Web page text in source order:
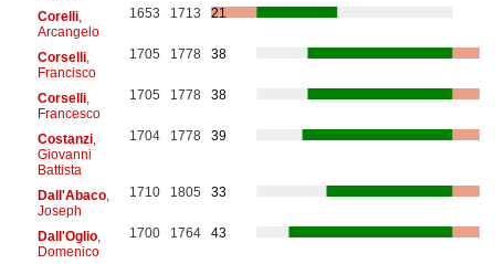
Corelli,
Arcangelo
1653 1713 21
Corselli,
Francisco
1705 1778 38
Corselli,
Francesco
1705 1778 38
Costanzi,
Giovanni
Battista
1704 1778 39
Dall'Abaco,
Joseph
1710 1805 33
Dall'Oglio,
Domenico
1700 1764 43